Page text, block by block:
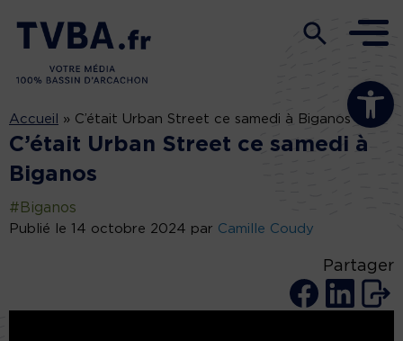
Ouvrir la
Accueil » C’était Urban Street ce samedi à Biganos
C’était Urban Street ce samedi à
Biganos
#Biganos
Publié le 14 octobre 2024 par Camille Coudy
Partager